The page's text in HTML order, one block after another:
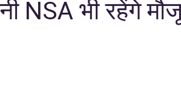
NSA भी रहेंगे